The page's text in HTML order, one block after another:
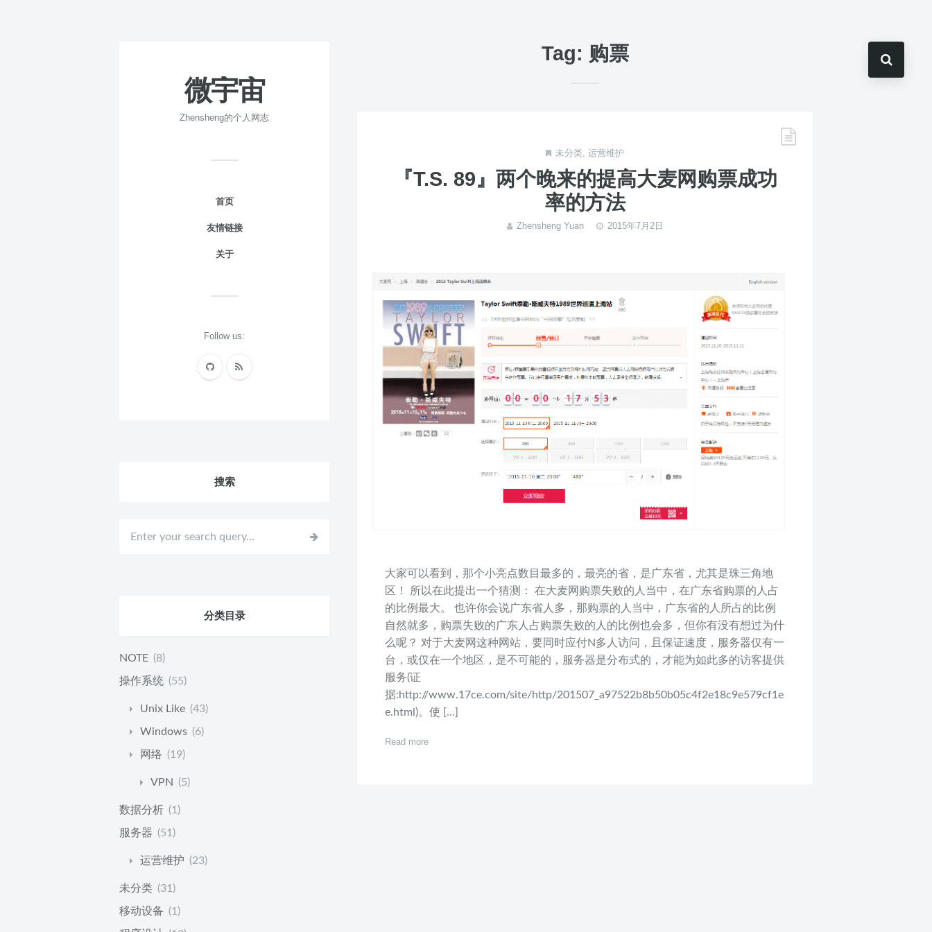
Tag: 购票
未分类,运营维护
『T.S. 89』两个晚来的提高大麦网购票成功
率的方法
Zhensheng Yuan 2015年7月2日
大家可以看到，那个小亮点数目最多的，最亮的省，是广东省，尤其是珠三角地
区！ 所以在此提出一个猜测： 在大麦网购票失败的人当中，在广东省购票的人占
的比例最大。 也许你会说广东省人多，那购票的人当中，广东省的人所占的比例
自然就多，购票失败的广东人占购票失败的人的比例也会多，但你有没有想过为什
么呢？ 对于大麦网这种网站，要同时应付N多人访问，且保证速度，服务器仅有一
台，或仅在一个地区，是不可能的，服务器是分布式的，才能为如此多的访客提供
服务(证
据:http://www.17ce.com/site/http/201507_a97522b8b50b05c4f2e18c9e579cf1e
e.html)。使 […]
Read more
微宇宙
Zhensheng的个人网志
首页
友情链接
关于
Follow us:
搜索
分类目录
NOTE (8)
操作系统 (55)
Unix Like (43)
Windows (6)
网络 (19)
VPN (5)
数据分析 (1)
服务器 (51)
运营维护 (23)
未分类 (31)
移动设备 (1)